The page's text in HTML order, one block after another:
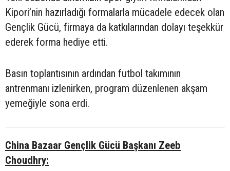
Kipori’nin hazırladığı formalarla mücadele edecek olan
Gençlik Gücü, firmaya da katkılarından dolayı teşekkür
ederek forma hediye etti.
Basın toplantısının ardından futbol takımının
antrenmanı izlenirken, program düzenlenen akşam
yemeğiyle sona erdi.
China Bazaar Gençlik Gücü Başkanı Zeeb
Choudhry: